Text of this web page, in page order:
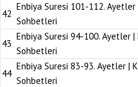
42
Enbiya Suresi 101-112. Ayetler
Sohbetleri
43
Enbiya Suresi 94-100. Ayetler |
Sohbetleri
44
Enbiya Suresi 83-93. Ayetler |
Sohbetleri